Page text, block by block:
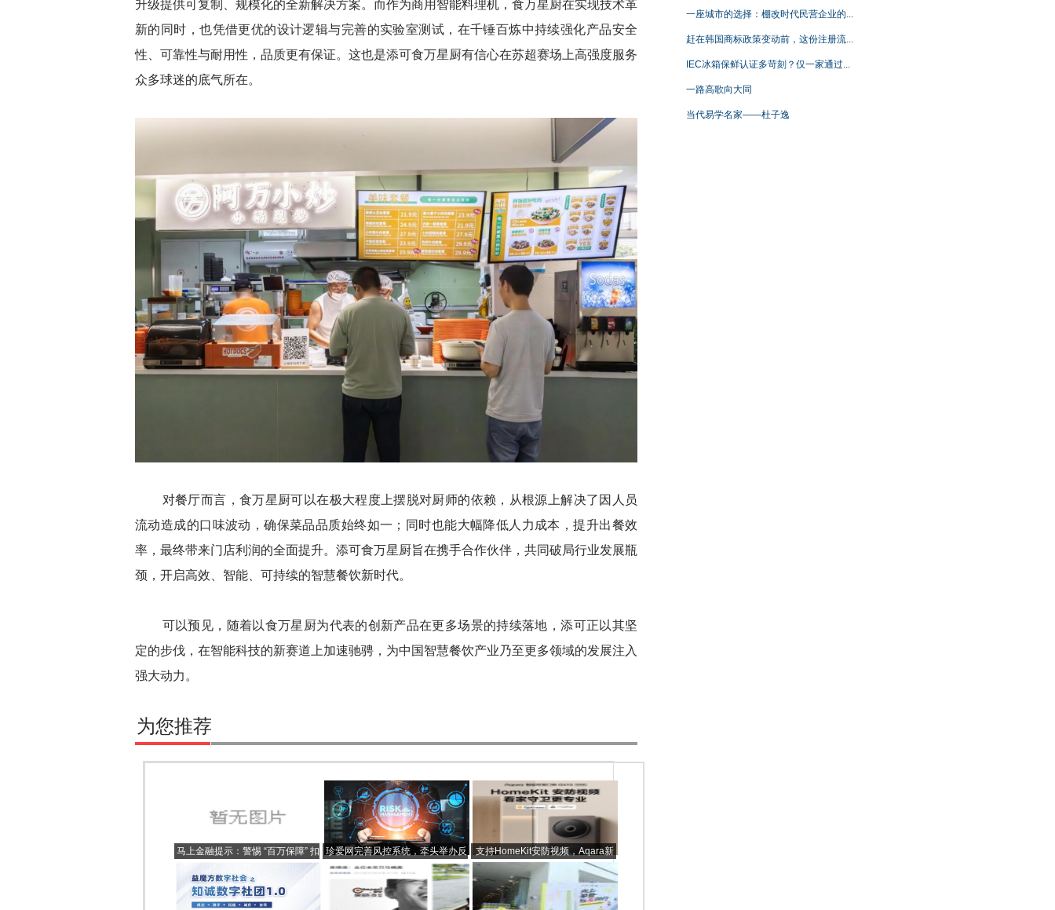
升级提供可复制、规模化的全新解决方案。而作为商用智能料理机，食万星厨在实现技术革
新的同时，也凭借更优的设计逻辑与完善的实验室测试，在千锤百炼中持续强化产品安全
性、可靠性与耐用性，品质更有保证。这也是添可食万星厨有信心在苏超赛场上高强度服务
众多球迷的底气所在。
对餐厅而言，食万星厨可以在极大程度上摆脱对厨师的依赖，从根源上解决了因人员
流动造成的口味波动，确保菜品品质始终如一；同时也能大幅降低人力成本，提升出餐效
率，最终带来门店利润的全面提升。添可食万星厨旨在携手合作伙伴，共同破局行业发展瓶
颈，开启高效、智能、可持续的智慧餐饮新时代。
可以预见，随着以食万星厨为代表的创新产品在更多场景的持续落地，添可正以其坚
定的步伐，在智能科技的新赛道上加速驰骋，为中国智慧餐饮产业乃至更多领域的发展注入
强大动力。
为您推荐
马上金融提示：警惕 “百万保障” 扣
珍爱网完善风控系统，牵头举办反
诈技术研讨活动
支持HomeKit安防视频，Aqara新
一代智能可视门铃G410重磅发布
一座城市的选择：棚改时代民营企业的...
赶在韩国商标政策变动前，这份注册流...
IEC冰箱保鲜认证多苛刻？仅一家通过...
一路高歌向大同
当代易学名家——杜子逸